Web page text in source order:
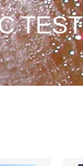
TEST